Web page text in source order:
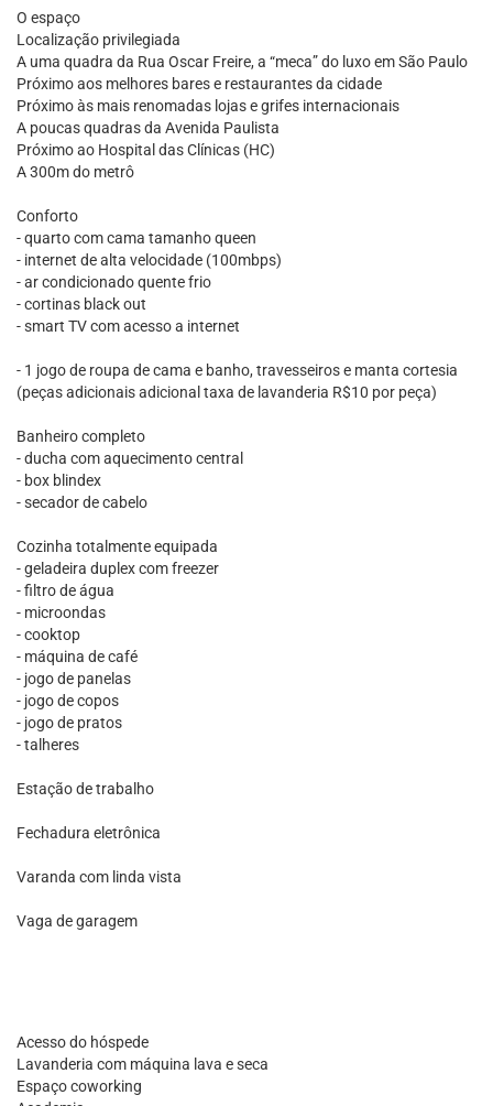
O espaço
Localização privilegiada
A uma quadra da Rua Oscar Freire, a “meca” do luxo em São Paulo
Próximo aos melhores bares e restaurantes da cidade
Próximo às mais renomadas lojas e grifes internacionais
A poucas quadras da Avenida Paulista
Próximo ao Hospital das Clínicas (HC)
A 300m do metrô
Conforto
- quarto com cama tamanho queen
- internet de alta velocidade (100mbps)
- ar condicionado quente frio
- cortinas black out
- smart TV com acesso a internet
- 1 jogo de roupa de cama e banho, travesseiros e manta cortesia
(peças adicionais adicional taxa de lavanderia R$10 por peça)
Banheiro completo
- ducha com aquecimento central
- box blindex
- secador de cabelo
Cozinha totalmente equipada
- geladeira duplex com freezer
- filtro de água
- microondas
- cooktop
- máquina de café
- jogo de panelas
- jogo de copos
- jogo de pratos
- talheres
Estação de trabalho
Fechadura eletrônica
Varanda com linda vista
Vaga de garagem
Acesso do hóspede
Lavanderia com máquina lava e seca
Espaço coworking